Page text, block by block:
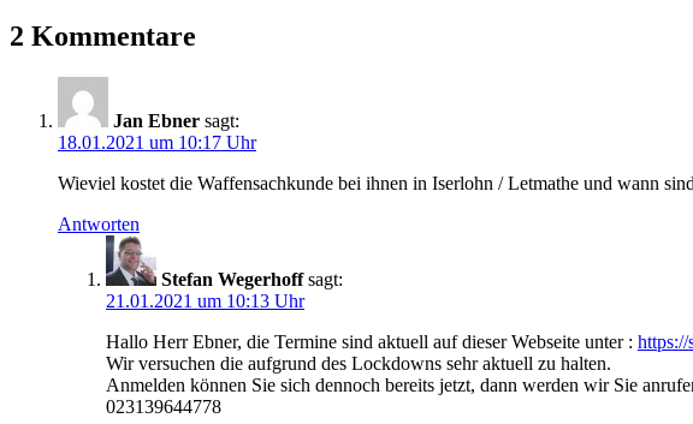
2 Kommentare
Jan Ebner sagt:
18.01.2021 um 10:17 Uhr
Wieviel kostet die Waffensachkunde bei ihnen in Iserlohn / Letmathe und wann
Antworten
Stefan Wegerhoff sagt:
21.01.2021 um 10:13 Uhr
Hallo Herr Ebner, die Termine sind aktuell auf dieser Webseite unter : https://
Wir versuchen die aufgrund des Lockdowns sehr aktuell zu halten.
Anmelden können Sie sich dennoch bereits jetzt, dann werden wir Sie
023139644778